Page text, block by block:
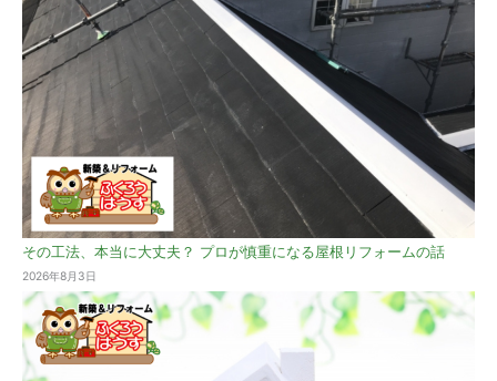
その工法、本当に大丈夫？ プロが慎重になる屋根リフォームの話
2026年8月3日